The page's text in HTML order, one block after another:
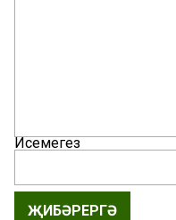
Исемегез
ҖИБӘРЕРГӘ